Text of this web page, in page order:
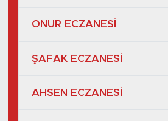
ONUR ECZANESİ
ŞAFAK ECZANESİ
AHSEN ECZANESİ